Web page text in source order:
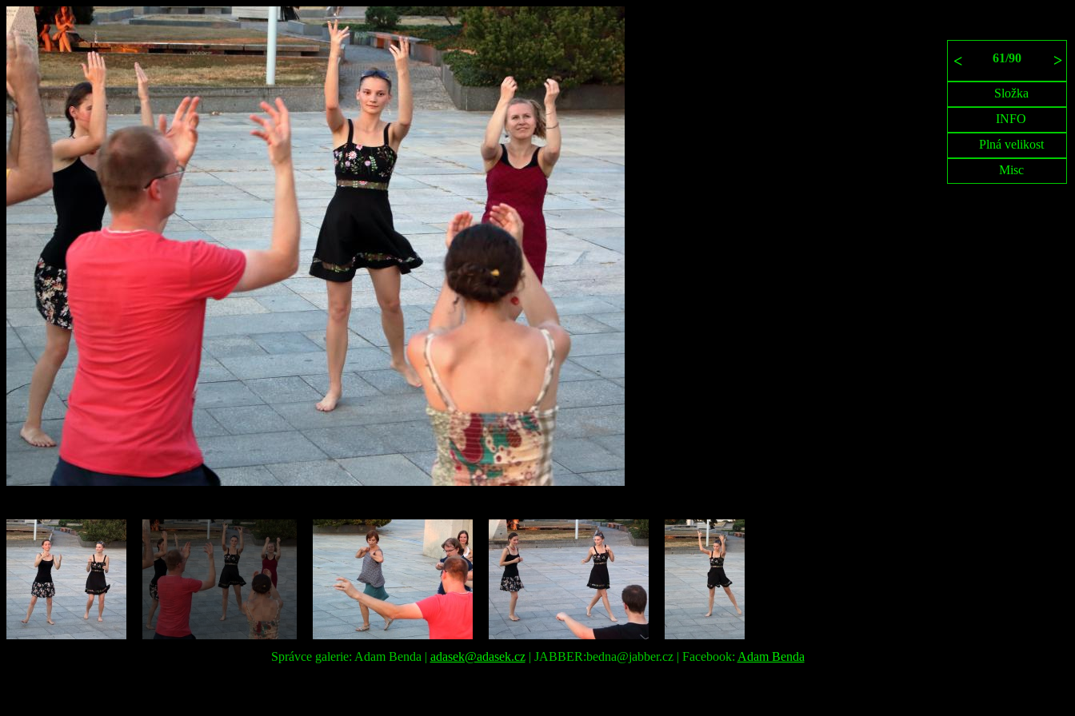
< 61/90 >
Složka
INFO
Plná velikost
Misc
Správce galerie: Adam Benda | adasek@adasek.cz| JABBER:bedna@jabber.cz | Facebook: Adam Benda